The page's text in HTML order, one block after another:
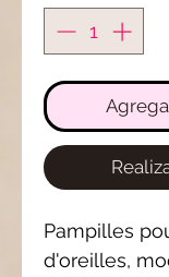
Pampilles
d'oreilles,